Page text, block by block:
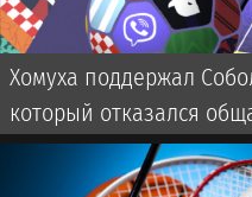
Хомуха поддержал
который отказался
прессой